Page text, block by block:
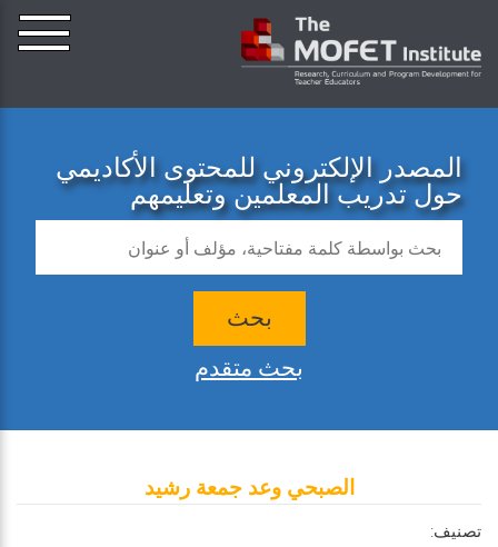
المصدر الإلكتروني للمحتوى الأكاديمي
حول تدريب المعلمين وتعليمهم
بحث
بحث متقدم
الصبحي وعد جمعة رشيد
تصنيف: